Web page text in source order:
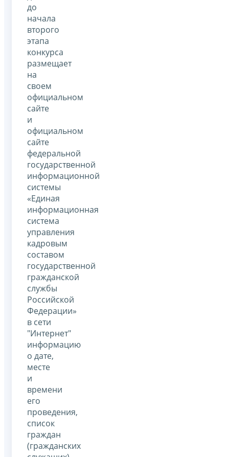
до
начала
второго
этапа
конкурса
размещает
на
своем
официальном
сайте
и
официальном
сайте
федеральной
государственной
информационной
системы
«Единая
информационная
система
управления
кадровым
составом
государственной
гражданской
службы
Российской
Федерации»
в сети
"Интернет"
информацию
о дате,
месте
и
времени
его
проведения,
список
граждан
(гражданских